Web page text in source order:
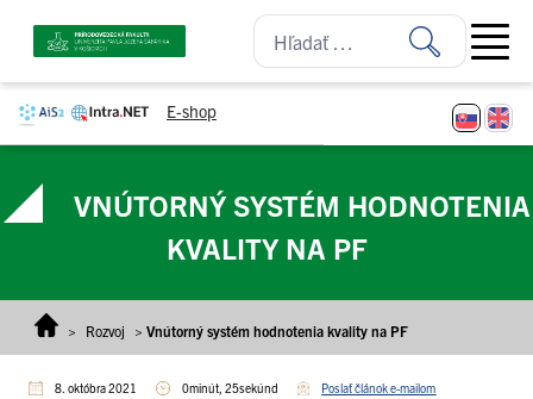
E-shop
Open
VNÚTORNÝ SYSTÉM HODNOTENIA
KVALITY NA PF
> Rozvoj > Vnútorný systém hodnotenia kvality na PF
8. októbra 2021 0minút, 25sekúnd Poslať článok e-mailom